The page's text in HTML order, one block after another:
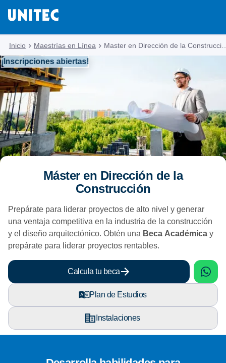
Inicio Maestrías en Línea Master en Dirección de la
¡Inscripciones abiertas!
Máster en Dirección de la
Construcción
Prepárate para liderar proyectos de alto nivel y generar
una ventaja competitiva en la industria de la construcción
y el diseño arquitectónico. Obtén una Beca Académica y
prepárate para liderar proyectos rentables.
Calcula tu beca
Plan de Estudios
Instalaciones